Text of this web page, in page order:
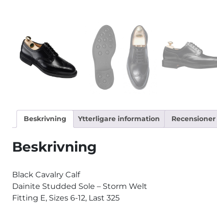
Beskrivning Ytterligare information
Beskrivning
Black Cavalry Calf
Dainite Studded Sole – Storm Welt
Fitting E, Sizes 6-12, Last 325